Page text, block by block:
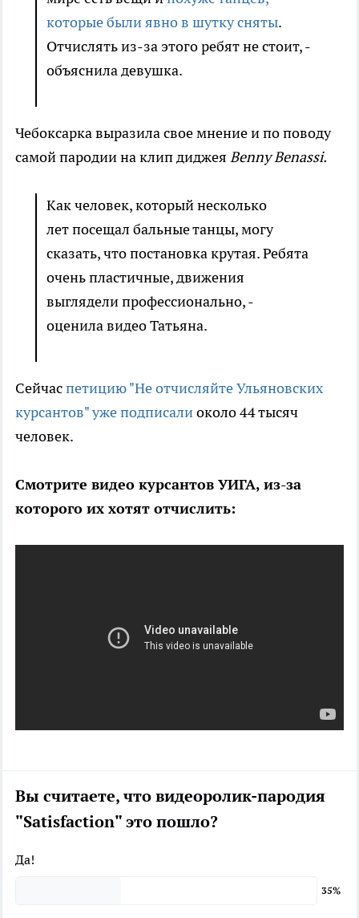
которые были явно в шутку сняты.
Отчислять из-за этого ребят не стоит, -
объяснила девушка.
Чебоксарка выразила свое мнение и по поводу
самой пародии на клип диджея Benny Benassi.
Как человек, который несколько
лет посещал бальные танцы, могу
сказать, что постановка крутая. Ребята
очень пластичные, движения
выглядели профессионально, -
оценила видео Татьяна.
Сейчаспетицию "Не отчисляйте Ульяновских
курсантов" уже подписалиоколо 44 тысяч
человек.
Смотрите видео курсантов УИГА, из-за
которого их хотят отчислить:
Вы считаете, что видеоролик-пародия
"Satisfaction" это пошло?
Да!
35%